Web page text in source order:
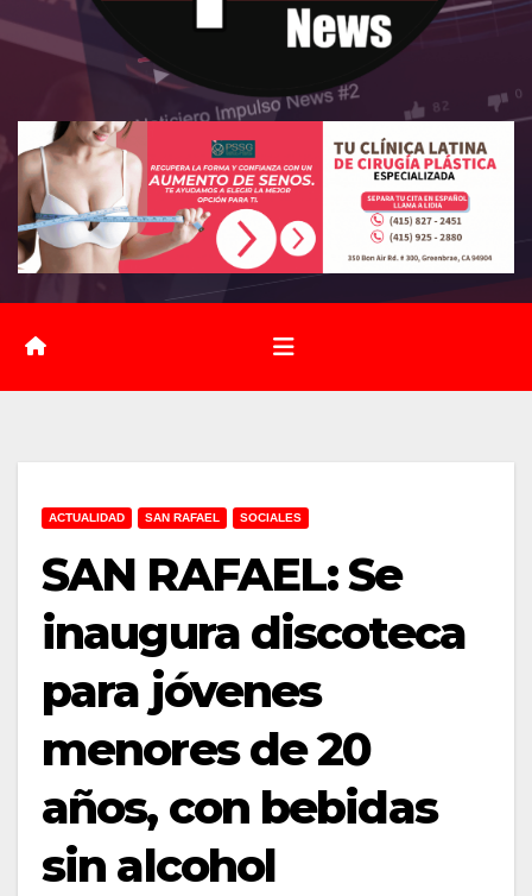
ACTUALIDAD SAN RAFAEL SOCIALES
SAN RAFAEL: Se
inaugura discoteca
para jóvenes
menores de 20
años, con bebidas
sin alcohol